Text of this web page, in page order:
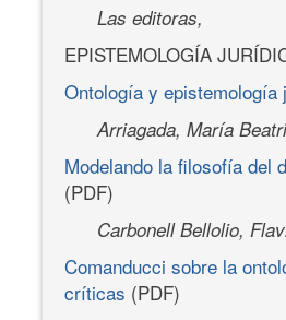
Las editoras,
EPISTEMOLOGÍA
Ontología y epistemología
Arriagada, María
Modelando la filosofía del
(PDF)
Carbonell Bellolio,
Comanducci sobre la
críticas (PDF)